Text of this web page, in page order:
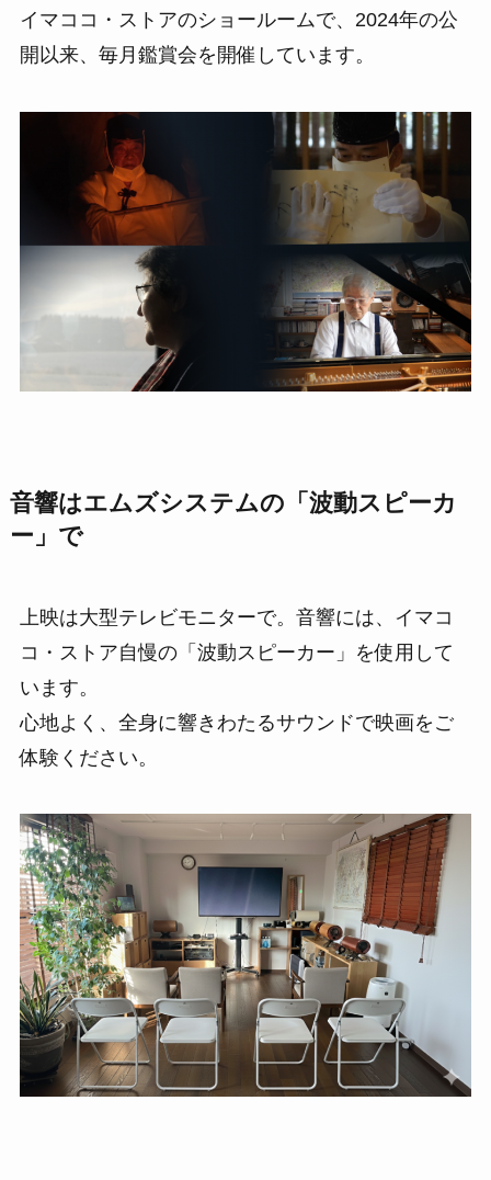
イマココ・ストアのショールームで、2024年の公
開以来、毎月鑑賞会を開催しています。
音響はエムズシステムの「波動スピーカ
ー」で
上映は大型テレビモニターで。音響には、イマコ
コ・ストア自慢の「波動スピーカー」を使用して
います。
心地よく、全身に響きわたるサウンドで映画をご
体験ください。